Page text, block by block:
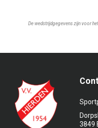
De wedstrijdgegevens zijn voor
3849